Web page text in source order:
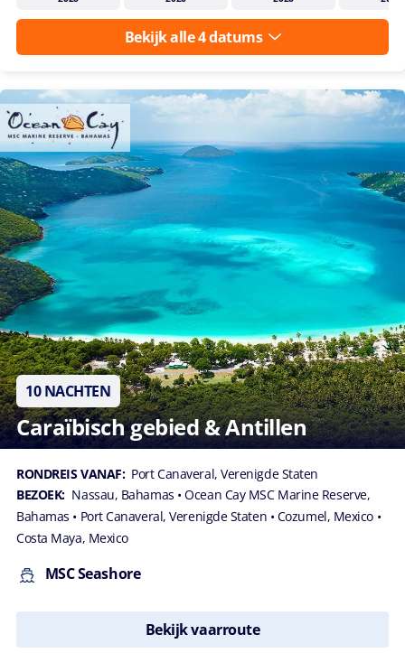
Bekijk alle 4 datums
10 NACHTEN
Caraïbisch gebied & Antillen
RONDREIS VANAF: Port Canaveral, Verenigde Staten
BEZOEK: Nassau, Bahamas • Ocean Cay MSC Marine Reserve,
Bahamas • Port Canaveral, Verenigde Staten • Cozumel, Mexico •
Costa Maya, Mexico
MSC Seashore
Bekijk vaarroute